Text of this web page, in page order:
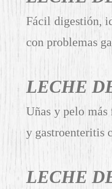
Fácil digestión,
con problemas
LECHE
Uñas y pelo
y gastroenteritis
LECHE